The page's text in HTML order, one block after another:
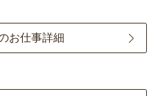
お仕事詳細